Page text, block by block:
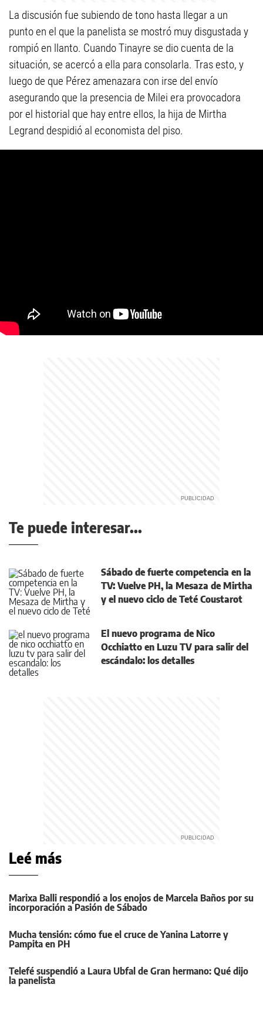
La discusión fue subiendo de tono hasta llegar a un
punto en el que la panelista se mostró muy disgustada y
rompió en llanto. Cuando Tinayre se dio cuenta de la
situación, se acercó a ella para consolarla. Tras esto, y
luego de que Pérez amenazara con irse del envío
asegurando que la presencia de Milei era provocadora
por el historial que hay entre ellos, la hija de Mirtha
Legrand despidió al economista del piso.
Te puede interesar...
Sábado de fuerte competencia en la
TV: Vuelve PH, la Mesaza de Mirtha
y el nuevo ciclo de Teté Coustarot
El nuevo programa de Nico
Occhiatto en Luzu TV para salir del
escándalo: los detalles
Leé más
Marixa Balli respondió a los enojos de Marcela Baños por su
incorporación a Pasión de Sábado
Mucha tensión: cómo fue el cruce de Yanina Latorre y
Pampita en PH
Telefé suspendió a Laura Ubfal de Gran hermano: Qué dijo
la panelista